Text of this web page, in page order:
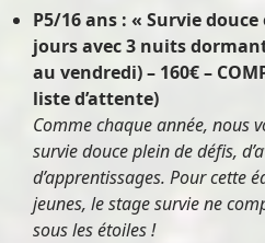
P5/16 ans : « Survie
jours avec 3 nuits
au vendredi) – 160€–
liste d’attente)
Comme chaque année, nous
survie douce plein de défis,
d’apprentissages. Pour cette
jeunes, le stage survie ne
sous les étoiles !